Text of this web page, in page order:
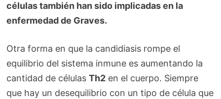
células también han sido implicadas en la
enfermedad de Graves.
Otra forma en que la candidiasis rompe el
equilibrio del sistema inmune es aumentando la
cantidad de célulasTh2 en el cuerpo. Siempre
que hay un desequilibrio con un tipo de célula que